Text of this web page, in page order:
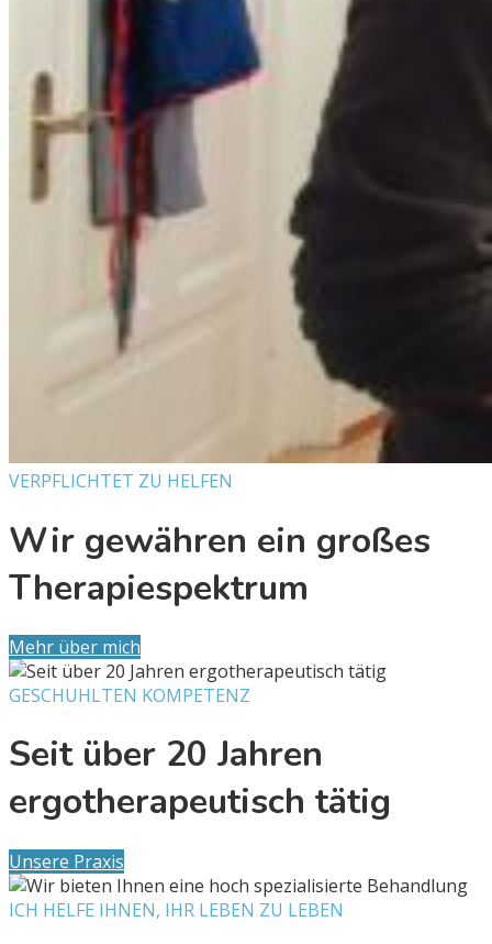
VERPFLICHTET ZU HELFEN
Wir gewähren ein großes
Therapiespektrum
Mehr über mich
GESCHUHLTEN KOMPETENZ
Seit über 20 Jahren
ergotherapeutisch tätig
Unsere Praxis
ICH HELFE IHNEN, IHR LEBEN ZU LEBEN